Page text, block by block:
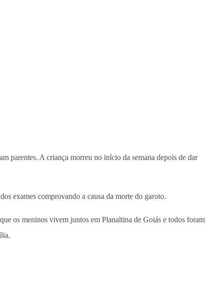
parentes. A criança morreu no início da semana depois de dar
exames comprovando a causa da morte do garoto.
os meninos vivem juntos em Planaltina de Goiás e todos foram